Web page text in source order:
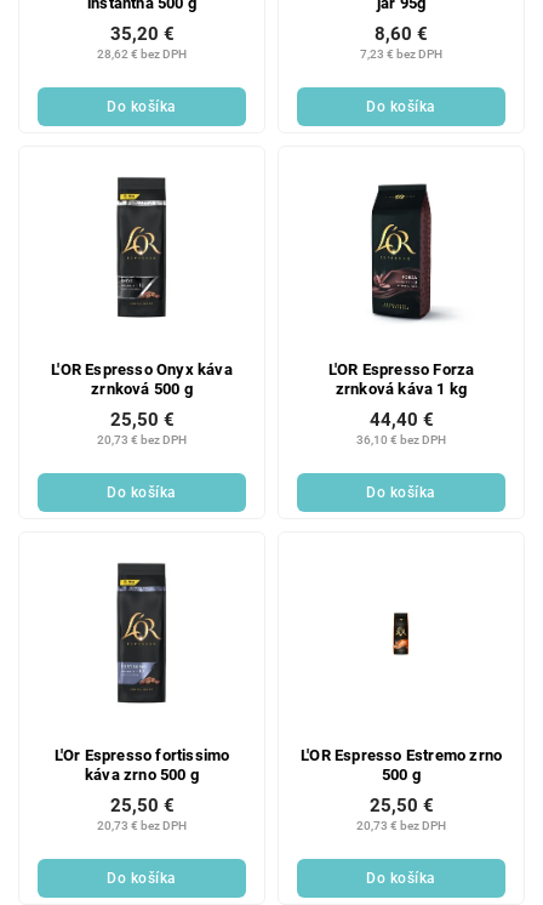
28,62 € bez DPH
35,20 €
Do košíka
7,23 € bez DPH
8,60 €
Do košíka
L'OR Espresso Onyx káva
zrnková 500 g
20,73 € bez DPH
25,50 €
Do košíka
L'OR Espresso Forza
zrnková káva 1 kg
36,10 € bez DPH
44,40 €
Do košíka
L'Or Espresso fortissimo
káva zrno 500 g
20,73 € bez DPH
25,50 €
Do košíka
L'OR Espresso Estremo zrno
500 g
20,73 € bez DPH
25,50 €
Do košíka